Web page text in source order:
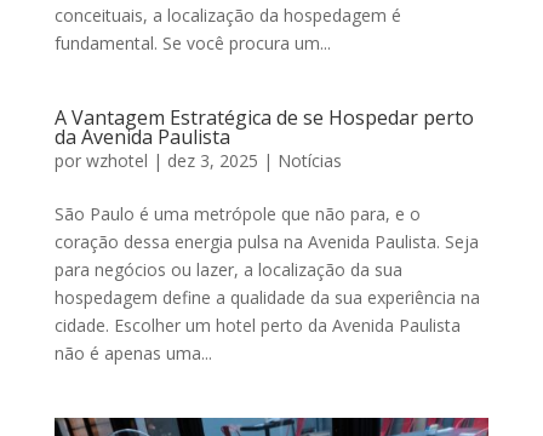
conceituais, a localização da hospedagem é
fundamental. Se você procura um...
A Vantagem Estratégica de se Hospedar perto
da Avenida Paulista
por wzhotel | dez 3, 2025 | Notícias
São Paulo é uma metrópole que não para, e o
coração dessa energia pulsa na Avenida Paulista. Seja
para negócios ou lazer, a localização da sua
hospedagem define a qualidade da sua experiência na
cidade. Escolher um hotel perto da Avenida Paulista
não é apenas uma...